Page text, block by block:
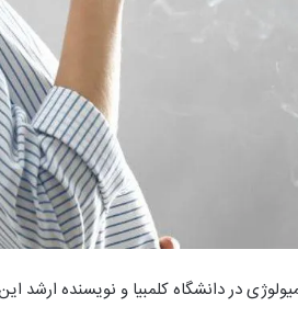
در دانشگاه کلمبیا و نویسنده ارشد